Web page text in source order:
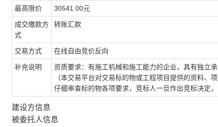
最高限价 30541.00元
成交缴款方
式
转账汇款
交易方式 在线自由竞价反向
补充说明
资质要求：有施工机械和施工能力的企业，具有独立
（本交易平台对交易标的物或工程项目提供的资料、
仔细审查标的物各项要求，竞标人一旦作出竞标决定
建设方信息
被委托人信息